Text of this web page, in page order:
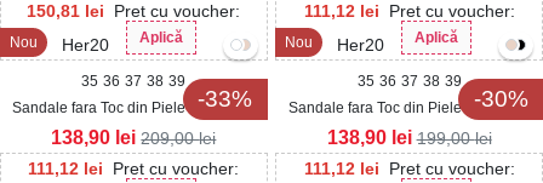
150,81 lei
Pret cu voucher:
Her20
Aplică
111,12 lei
Pret cu voucher:
Her20
Aplică
Nou
-33%
35 36 37 38 39
Sandale fara Toc din Piele Ecologica
Intoarsa dama Negre Esyra
111,12 lei
Pret cu voucher:
138,90 lei 209,00lei
Nou
-30%
35 36 37 38 39
Sandale fara Toc din Piele Ecologica
dama Albe Alrya
111,12 lei
Pret cu voucher:
138,90 lei 199,00lei